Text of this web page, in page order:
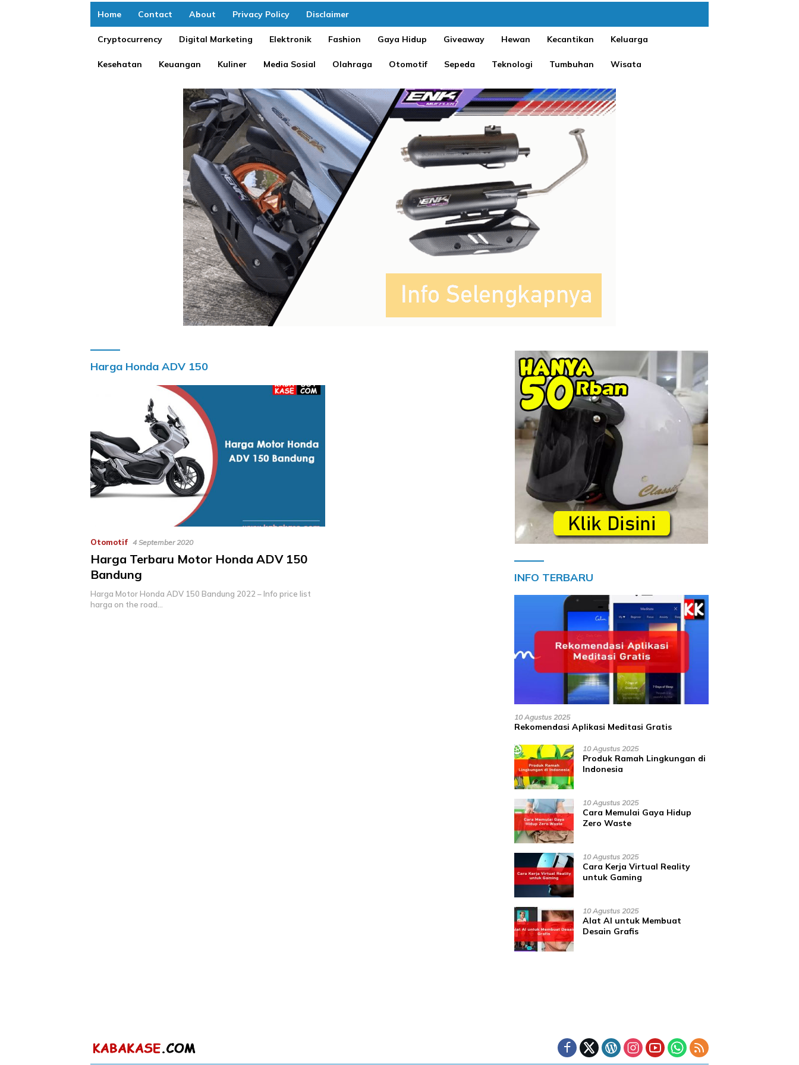
Home Contact About Privacy Policy Disclaimer
Cryptocurrency Digital Marketing Elektronik Fashion Gaya Hidup Giveaway Hewan Kecantikan Keluarga
Kesehatan Keuangan Kuliner Media Sosial Olahraga Otomotif Sepeda Teknologi Tumbuhan Wisata
Harga Honda ADV 150
Otomotif 4 September 2020
Harga Terbaru Motor Honda ADV 150
Bandung
Harga Motor Honda ADV 150 Bandung 2022 – Info price list
harga on the road…
INFO TERBARU
10 Agustus 2025
Rekomendasi Aplikasi Meditasi Gratis
10 Agustus 2025
Produk Ramah Lingkungan di
Indonesia
10 Agustus 2025
Cara Memulai Gaya Hidup
Zero Waste
10 Agustus 2025
Cara Kerja Virtual Reality
untuk Gaming
10 Agustus 2025
Alat AI untuk Membuat
Desain Grafis